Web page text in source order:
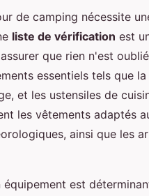
de camping nécessite
liste de vérification est
que rien n'est
essentiels tels que
et les ustensiles de
les vêtements adaptés
ainsi que les
équipement est